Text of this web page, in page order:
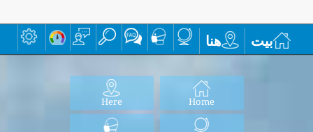
بيت هنا
Home
Here